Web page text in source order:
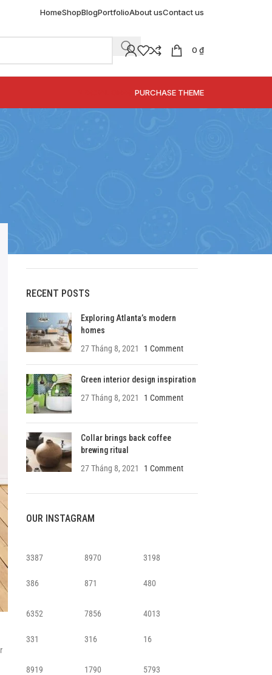
HomeShop
Filters area
AJAX Shop
No page heading
Category description
Infinit scrolling
Load more button
BlogPortfolioAbout usContact us
0 ₫
PURCHASE THEME
RECENT POSTS
Exploring Atlanta’s modern
homes
27 Tháng 8, 2021
1 Comment
Green interior design inspiration
27 Tháng 8, 2021
1 Comment
Collar brings back coffee
brewing ritual
27 Tháng 8, 2021
1 Comment
OUR INSTAGRAM
3387
386
8970
871
3198
480
6352
331
7856
316
4013
16
8919 1790 5793